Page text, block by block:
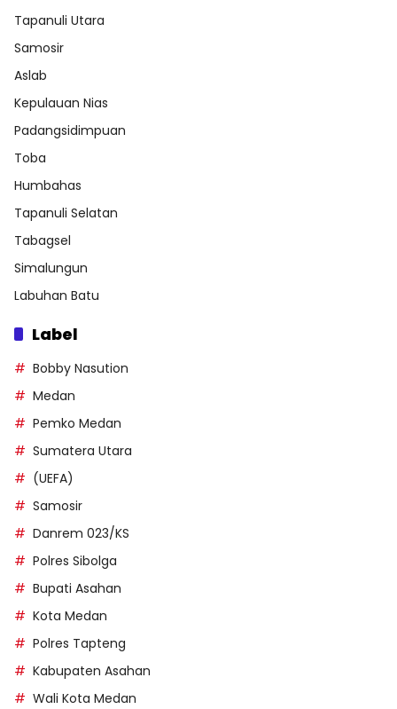
Tapanuli Utara
Samosir
Aslab
Kepulauan Nias
Padangsidimpuan
Toba
Humbahas
Tapanuli Selatan
Tabagsel
Simalungun
Labuhan Batu
Label
Bobby Nasution
Medan
Pemko Medan
Sumatera Utara
(UEFA)
Samosir
Danrem 023/KS
Polres Sibolga
Bupati Asahan
Kota Medan
Polres Tapteng
Kabupaten Asahan
Wali Kota Medan